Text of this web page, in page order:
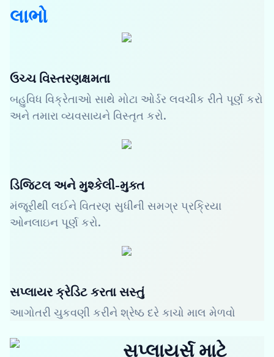
લાભો
ઉચ્ચ વિસ્તરણક્ષમતા
બહુવિધ વિક્રેતાઓ સાથે મોટા ઓર્ડર લવચીક રીતે પૂર્ણ કરો
અને તમારા વ્યવસાયને વિસ્તૃત કરો.
ડિજિટલ અને મુશ્કેલી-મુક્ત
મંજૂરીથી લઈને વિતરણ સુધીની સમગ્ર પ્રક્રિયા
ઓનલાઇન પૂર્ણ કરો.
સપ્લાયર ક્રેડિટ કરતા સસ્તું
આગોતરી ચુકવણી કરીને શ્રેષ્ઠ દરે કાચો માલ મેળવો
સપ્લાયર્સ માટે